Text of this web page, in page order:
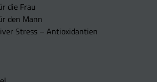
die Frau
den Mann
Stress – Antioxidantien